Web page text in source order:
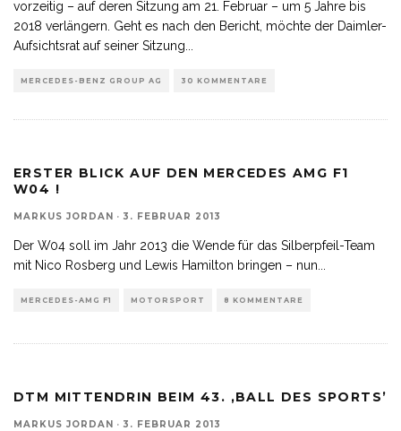
vorzeitig – auf deren Sitzung am 21. Februar – um 5 Jahre bis
2018 verlängern. Geht es nach den Bericht, möchte der Daimler-
Aufsichtsrat auf seiner Sitzung
MERCEDES-BENZ GROUP AG 30 KOMMENTARE
ERSTER BLICK AUF DEN MERCEDES AMG F1
W04 !
MARKUS JORDAN · 3. FEBRUAR 2013
Der W04 soll im Jahr 2013 die Wende für das Silberpfeil-Team
mit Nico Rosberg und Lewis Hamilton bringen – nun
MERCEDES-AMG F1 MOTORSPORT 8 KOMMENTARE
DTM MITTENDRIN BEIM 43. ‚BALL DES SPORTS’
MARKUS JORDAN · 3. FEBRUAR 2013